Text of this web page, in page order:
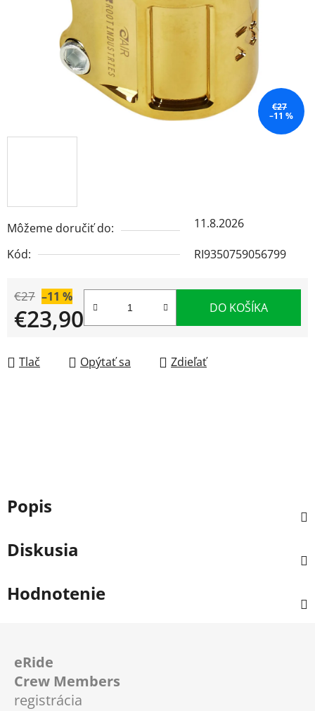
Môžeme doručiť do:
11.8.2026
Kód:
RI9350759056799
€27 –11 %
€23,90 DO KOŠÍKA
Tlač Opýtať sa Zdieľať
€27
–11 %
Popis
Diskusia
Hodnotenie
eRide
Crew Members
registrácia